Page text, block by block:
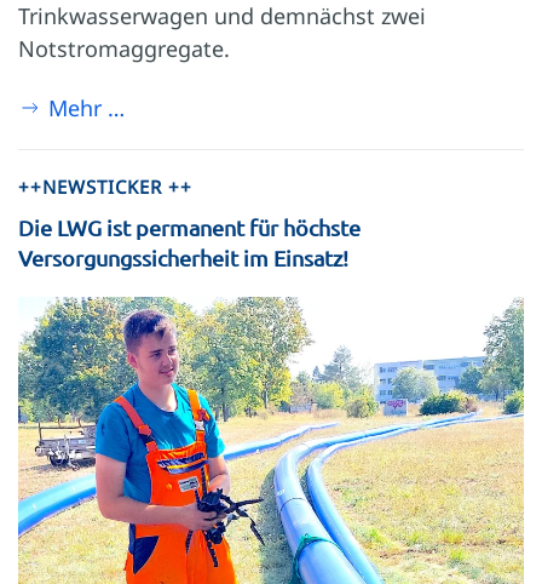
Trinkwasserwagen und demnächst zwei
Notstromaggregate.
Mehr …
++NEWSTICKER ++
Die LWG ist permanent für höchste
Versorgungssicherheit im Einsatz!